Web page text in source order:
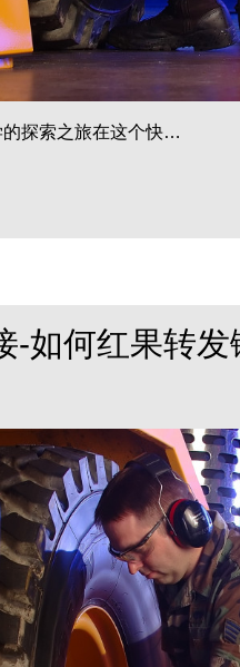
探索之旅在这个快…
-如何红果转发